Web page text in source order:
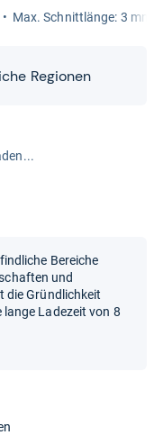
Max. Schnitt­länge: 3 mm
Regio­nen
Bereiche
und
die Gründlichkeit
Ladezeit von 8